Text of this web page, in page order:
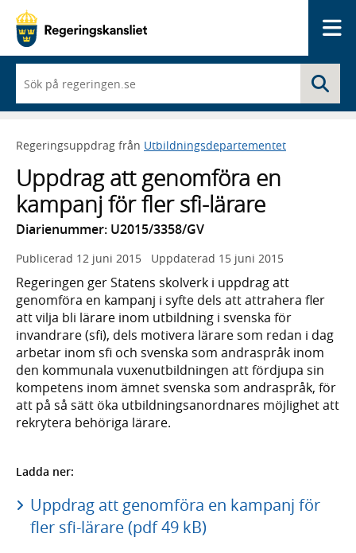
du
börjar
skriva
framträder
lista
med
sökförslag
Regeringsuppdrag från Utbildningsdepartementet
Uppdrag att genomföra en
kampanj för fler sfi-lärare
Diarienummer: U2015/3358/GV
Publicerad 12 juni 2015 Uppdaterad 15 juni 2015
Regeringen ger Statens skolverk i uppdrag att
genomföra en kampanj i syfte dels att attrahera fler
att vilja bli lärare inom utbildning i svenska för
invandrare (sfi), dels motivera lärare som redan i dag
arbetar inom sfi och svenska som andraspråk inom
den kommunala vuxenutbildningen att fördjupa sin
kompetens inom ämnet svenska som andraspråk, för
att på så sätt öka utbildningsanordnares möjlighet att
rekrytera behöriga lärare.
Ladda ner:
Uppdrag att genomföra en kampanj för
fler sfi-lärare (pdf 49 kB)